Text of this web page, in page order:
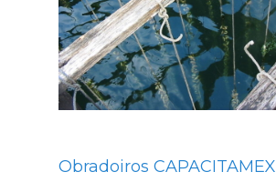
Obradoiros CAPACITAMEX